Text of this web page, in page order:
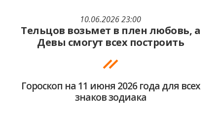
10.06.2026 23:00
Тельцов возьмет в плен любовь, а
Девы смогут всех построить
Гороскоп на 11 июня 2026 года для всех
знаков зодиака